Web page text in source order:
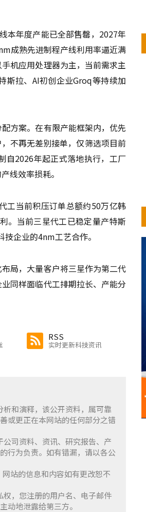
本年度产能已全部售罄，2027年
成熟先进制程产线利用率逼近满
机应用处理器为主，当前需求主
斯拉、AI初创企业Groq等持续加
方案。在有限产能框架内，优先
不再无差别接单，仅筛选项目前
自2026年起正式落地执行，工厂
线效率损耗。
工当前积压订单总额约50万亿韩
。当前三星代工已稳定量产特斯
企业的4nm工艺合作。
局，大量客户将三星作为第二代
同样面临代工排期拉长、产能分
RSS
实时更新科技资讯
和演释，该公开资料，属可靠
或更正在本网站的任何部分之错
司资料、资讯、研究报告、产
行为负责。如有错漏，请以各公
站的信息和内容如有更改恕不
，您注册的用户名、电子邮件
动地泄露给第三方。